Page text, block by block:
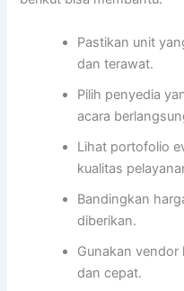
Pastikan unit
dan terawat.
Pilih penyedia
acara
Lihat portofolio
kualitas
Bandingkan
diberikan.
Gunakan vendor
dan cepat.